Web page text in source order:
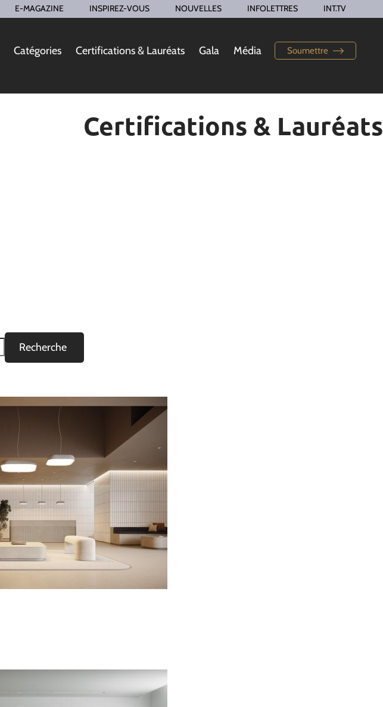
E-MAGAZINE INSPIREZ-VOUS NOUVELLES INFOLETTRES INT.TV
Catégories Certifications & Lauréats Gala Média Soumettre
Certifications & Lauréats
Recherche